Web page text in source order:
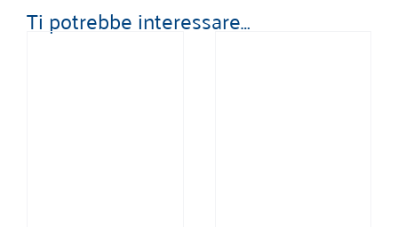
Ti potrebbe interessare…